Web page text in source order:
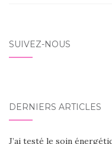
SUIVEZ-NOUS
DERNIERS ARTICLES
J’ai testé le soin